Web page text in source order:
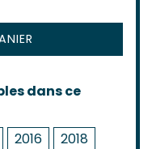
dans ce
2016
2018